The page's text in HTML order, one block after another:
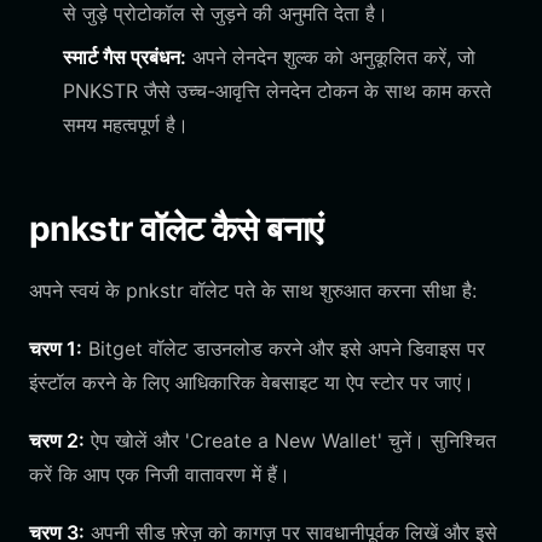
से जुड़े प्रोटोकॉल से जुड़ने की अनुमति देता है।
स्मार्ट गैस प्रबंधन: अपने लेनदेन शुल्क को अनुकूलित करें, जो
PNKSTR जैसे उच्च-आवृत्ति लेनदेन टोकन के साथ काम करते
समय महत्वपूर्ण है।
pnkstr वॉलेट कैसे बनाएं
अपने स्वयं के pnkstr वॉलेट पते के साथ शुरुआत करना सीधा है:
चरण 1: Bitget वॉलेट डाउनलोड करने और इसे अपने डिवाइस पर
इंस्टॉल करने के लिए आधिकारिक वेबसाइट या ऐप स्टोर पर जाएं।
चरण 2: ऐप खोलें और 'Create a New Wallet' चुनें। सुनिश्चित
करें कि आप एक निजी वातावरण में हैं।
चरण 3: अपनी सीड फ़्रेज़ को कागज़ पर सावधानीपूर्वक लिखें और इसे